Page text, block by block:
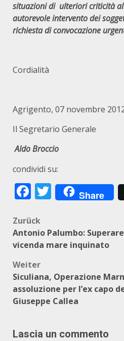
situazioni di ulteriori criticità
autorevole intervento dei
richiesta di convocazione
Cordialità
Agrigento, 07 novembre
Il Segretario Generale
Aldo Broccio
condividi su:
Facebook
Twitter
Share
Zurück
Antonio Palumbo:
vicenda mare inquinato
Weiter
Siculiana, Operazione
assoluzione per l’ex capo
Giuseppe Callea
Lascia un commento